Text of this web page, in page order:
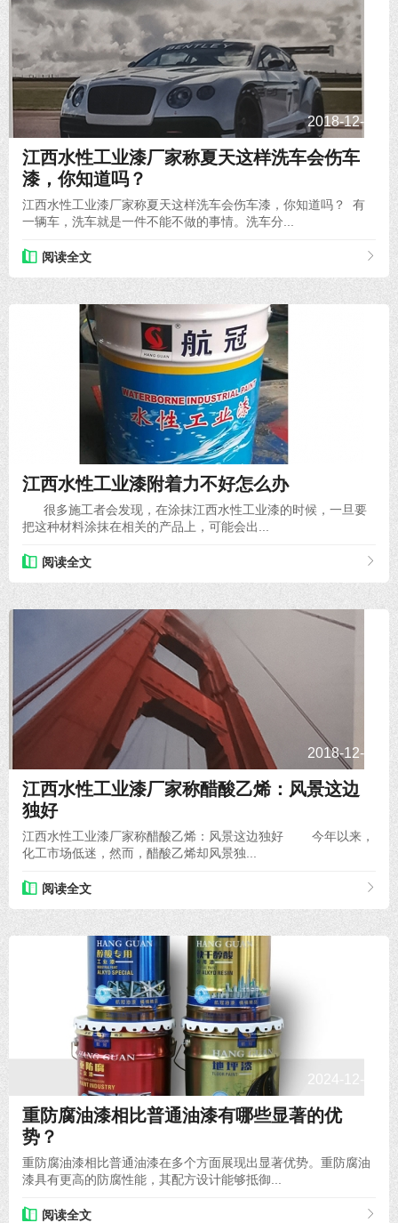
2018-12-27
江西水性工业漆厂家称夏天这样洗车会伤车
漆，你知道吗？
江西水性工业漆厂家称夏天这样洗车会伤车漆，你知道吗？ 有
一辆车，洗车就是一件不能不做的事情。洗车分...
阅读全文
江西水性工业漆附着力不好怎么办
很多施工者会发现，在涂抹江西水性工业漆的时候，一旦要
把这种材料涂抹在相关的产品上，可能会出...
阅读全文
2018-12-27
江西水性工业漆厂家称​醋酸乙烯：风景这边
独好
江西水性工业漆厂家称醋酸乙烯：风景这边独好 今年以来，
化工市场低迷，然而，醋酸乙烯却风景独...
阅读全文
2024-12-18
重防腐油漆相比普通油漆有哪些显著的优
势？
重防腐油漆相比普通油漆在多个方面展现出显著优势。重防腐油
漆具有更高的防腐性能，其配方设计能够抵御...
阅读全文